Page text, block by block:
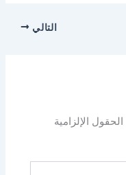
التالي
الحقول الإلزامية